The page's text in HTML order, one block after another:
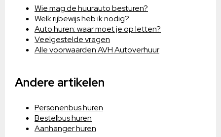
Wie mag de huurauto besturen?
Welk rijbewijs heb ik nodig?
Auto huren: waar moet je op letten?
Veelgestelde vragen
Alle voorwaarden AVH Autoverhuur
Andere artikelen
Personenbus huren
Bestelbus huren
Aanhanger huren